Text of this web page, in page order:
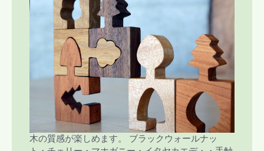
木の質感が楽しめます。 ブラックウォールナッ